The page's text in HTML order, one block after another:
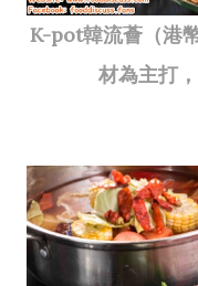
K-pot韓流薈（港
材為主打